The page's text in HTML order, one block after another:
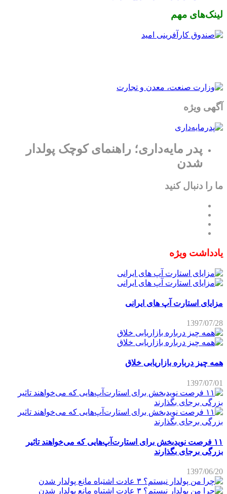
لینک‌های مهم
آگهی ویژه
پدر مایه‌داری؛ راهنمای کوچک پولدار
شدن
ما را دنبال کنید
یادداشت ویژه
مزایای استارت آپ های ایرانی
1397/07/28
همه چیز درباره بازاریابی خلاق
1397/07/01
۱۱ فرصت نویدبخش برای استارت‌آپ‌هایی که می‌خواهند تاثیر
بزرگی برجای بگذارند
1397/06/20